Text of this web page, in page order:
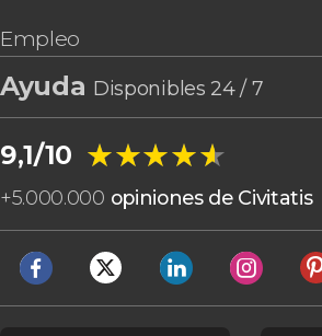
Empleo
Ayuda Disponibles 24 / 7
9,1/10 ★★★★★
★★★★★
+5.000.000 opiniones de Civitatis